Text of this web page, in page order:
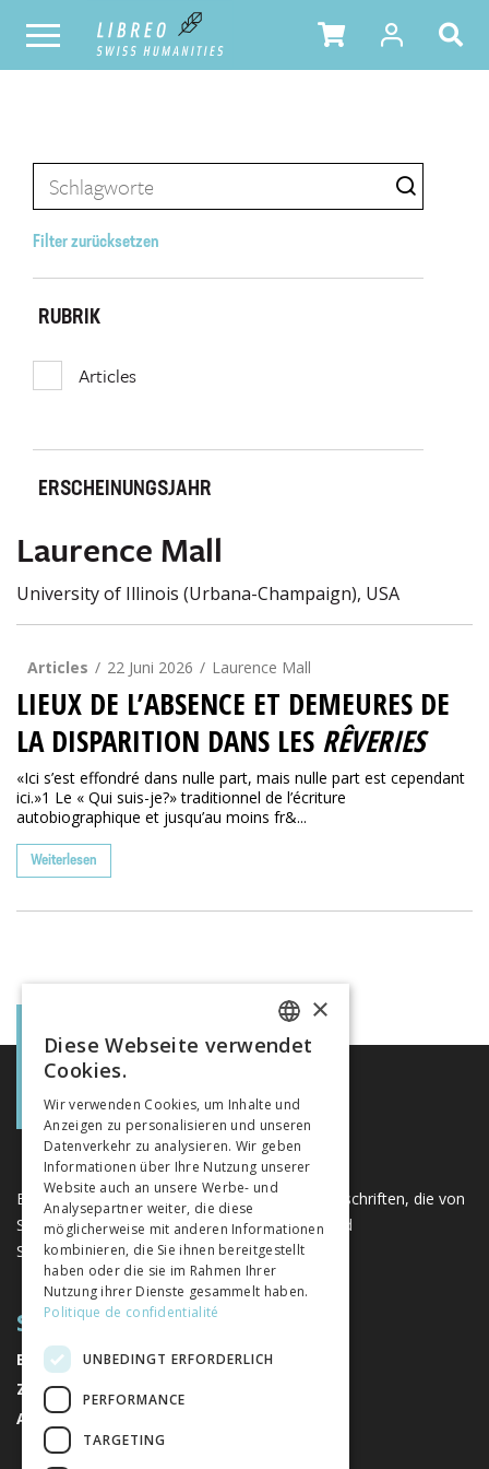
Filter zurücksetzen
RUBRIK
Articles
ERSCHEINUNGSJAHR
Laurence Mall
University of Illinois (Urbana-Champaign), USA
Articles 22 Juni 2026 Laurence Mall
LIEUX DE L’ABSENCE ET DEMEURES DE
LA DISPARITION DANS LES RÊVERIES
«Ici s’est effondré dans nulle part, mais nulle part est cependant
ici.»1 Le « Qui suis-je?» traditionnel de l’écriture
autobiographique et jusqu’au moins fr&...
Weiterlesen
Eine einzigartige Plattform für Bücher und Zeitschriften, die von
Schweizer Verlagen im Bereich der Geistes- und
Sozialwissenschaften herausgegeben werden.
SITEMAP
BÜCHER
ZEITSCHRIFTEN
AUTOREN
FRENCH
ITALIAN
×
Diese Webseite verwendet
Cookies.
Wir verwenden Cookies, um Inhalte und
Anzeigen zu personalisieren und unseren
Datenverkehr zu analysieren. Wir geben
Informationen über Ihre Nutzung unserer
Website auch an unsere Werbe- und
Analysepartner weiter, die diese
möglicherweise mit anderen Informationen
kombinieren, die Sie ihnen bereitgestellt
haben oder die sie im Rahmen Ihrer
Nutzung ihrer Dienste gesammelt haben.
Politique de confidentialité
UNBEDINGT ERFORDERLICH
PERFORMANCE
TARGETING